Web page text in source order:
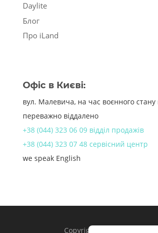
Daylite
Блог
Про iLand
Офіс в Києві:
вул. Малевича, на час воєнного
переважно віддалено
+38 (044) 323 06 09 відділ продажів
+38 (044) 323 07 48 сервісний центр
we speak English
Copyright 1998 – 2024 iLand.